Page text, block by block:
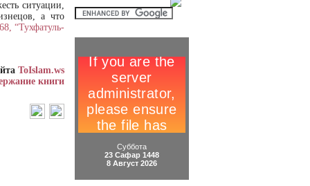
ситуации,
а что
“Тухфатуль-
ToIslam.ws
книги
Суббота
23 Сафар 1448
8 Август 2026